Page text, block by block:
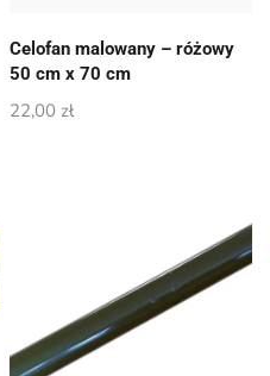
Celofan malowany – różowy
50 cm x 70 cm
22,00 zł